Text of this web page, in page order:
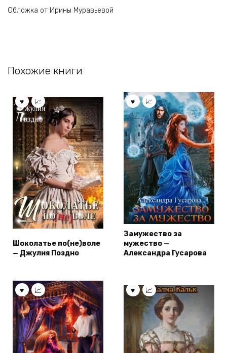
Обложка от Ирины Муравьевой
Похожие книги
Шоколатье по(не)воле
— Джулия Поздно
Замужество за
мужество —
Александра Гусарова